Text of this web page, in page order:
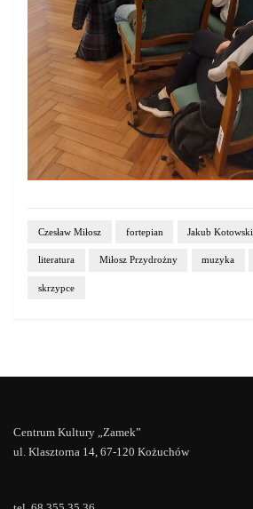
Czesław Miłosz fortepian Jakub Kotowski
literatura Miłosz Przydrożny muzyka
skrzypce
Centrum Kultury „Zamek”
ul. Klasztorna 14, 67-120 Kożuchów